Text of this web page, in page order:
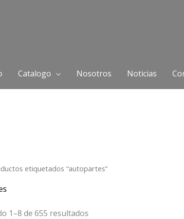
Catalogo Nosotros Noticias
etiquetados “autopartes”
1–8 de 655 resultados